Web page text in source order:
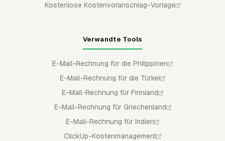
Kostenlose Kostenvoranschlag-Vorlage
Verwandte Tools
E-Mail-Rechnung für die Philippinen
E-Mail-Rechnung für die Türkei
E-Mail-Rechnung für Finnland
E-Mail-Rechnung für Griechenland
E-Mail-Rechnung für Indien
ClickUp-Kostenmanagement